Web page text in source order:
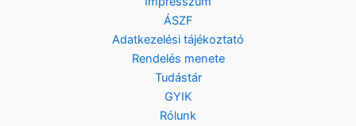
ÁSZF
Adatkezelési tájékoztató
Rendelés menete
Tudástár
GYIK
Rólunk